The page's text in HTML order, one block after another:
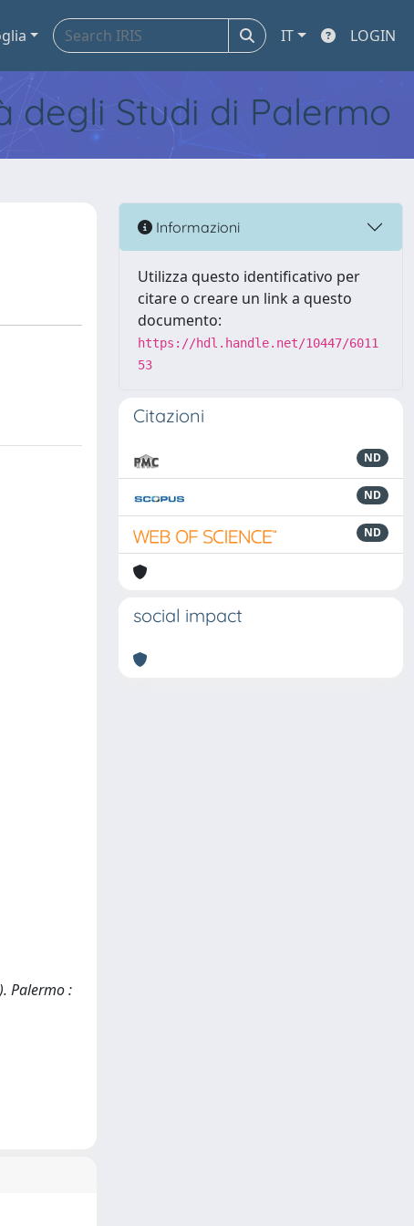
IT LOGIN
degli Studi di Palermo
Palermo :
Informazioni
Utilizza questo identificativo per
citare o creare un link a questo
documento:
https://hdl.handle.net/10447/6011
53
Citazioni
ND
ND
ND
social impact